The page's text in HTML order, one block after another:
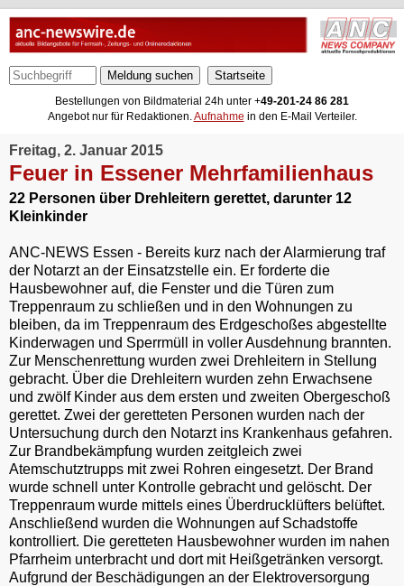
Meldung suchen
Bestellungen von Bildmaterial 24h unter +49-201-24 86 281
Angebot nur für Redaktionen.Aufnahme in den E-Mail Verteiler.
Freitag, 2. Januar 2015
Feuer in Essener Mehrfamilienhaus
22 Personen über Drehleitern gerettet, darunter 12
Kleinkinder
ANC-NEWS Essen - Bereits kurz nach der Alarmierung traf
der Notarzt an der Einsatzstelle ein. Er forderte die
Hausbewohner auf, die Fenster und die Türen zum
Treppenraum zu schließen und in den Wohnungen zu
bleiben, da im Treppenraum des Erdgeschoßes abgestellte
Kinderwagen und Sperrmüll in voller Ausdehnung brannten.
Zur Menschenrettung wurden zwei Drehleitern in Stellung
gebracht. Über die Drehleitern wurden zehn Erwachsene
und zwölf Kinder aus dem ersten und zweiten Obergeschoß
gerettet. Zwei der geretteten Personen wurden nach der
Untersuchung durch den Notarzt ins Krankenhaus gefahren.
Zur Brandbekämpfung wurden zeitgleich zwei
Atemschutztrupps mit zwei Rohren eingesetzt. Der Brand
wurde schnell unter Kontrolle gebracht und gelöscht. Der
Treppenraum wurde mittels eines Überdrucklüfters belüftet.
Anschließend wurden die Wohnungen auf Schadstoffe
kontrolliert. Die geretteten Hausbewohner wurden im nahen
Pfarrheim unterbracht und dort mit Heißgetränken versorgt.
Aufgrund der Beschädigungen an der Elektroversorgung